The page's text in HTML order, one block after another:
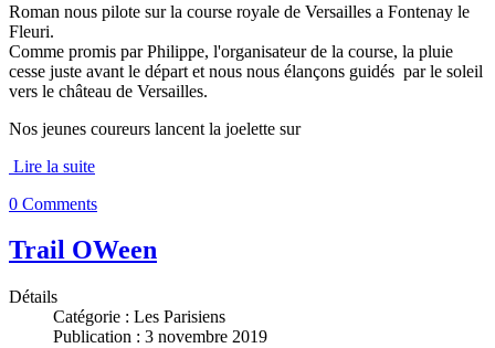
Roman nous pilote sur la course royale de Versailles a Fontenay le
Fleuri.
Comme promis par Philippe, l'organisateur de la course, la pluie
cesse juste avant le départ et nous nous élançons guidés par le soleil
vers le château de Versailles.
Nos jeunes coureurs lancent la joelette sur
Lire la suite
0 Comments
Trail OWeen
Détails
Catégorie : Les Parisiens
Publication : 3 novembre 2019